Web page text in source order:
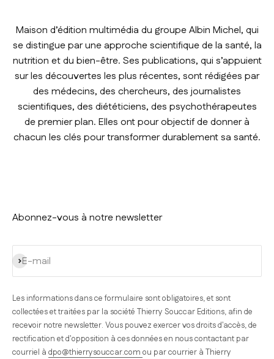
Maison d’édition multimédia du groupe Albin Michel, qui
se distingue par une approche scientifique de la santé, la
nutrition et du bien-être. Ses publications, qui s’appuient
sur les découvertes les plus récentes, sont rédigées par
des médecins, des chercheurs, des journalistes
scientifiques, des diététiciens, des psychothérapeutes
de premier plan. Elles ont pour objectif de donner à
chacun les clés pour transformer durablement sa santé.
Abonnez-vous à notre newsletter
E-mail
S'inscrire
Les informations dans ce formulaire sont obligatoires, et sont
collectées et traitées par la société Thierry Souccar Editions, afin de
recevoir notre newsletter. Vous pouvez exercer vos droits d'accès, de
rectification et d'opposition à ces données en nous contactant par
courriel à dpo@thierrysouccar.com ou par courrier à Thierry